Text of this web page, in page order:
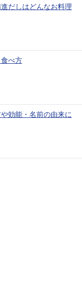
だしはどんなお料理
べ方
効能・名前の由来に